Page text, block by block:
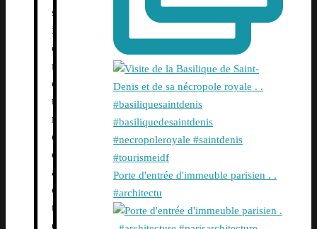
s
i
e
n
e
t
r
é
d
a
c
t
e
Porte d'entrée d'immeuble parisien . .
#architectu